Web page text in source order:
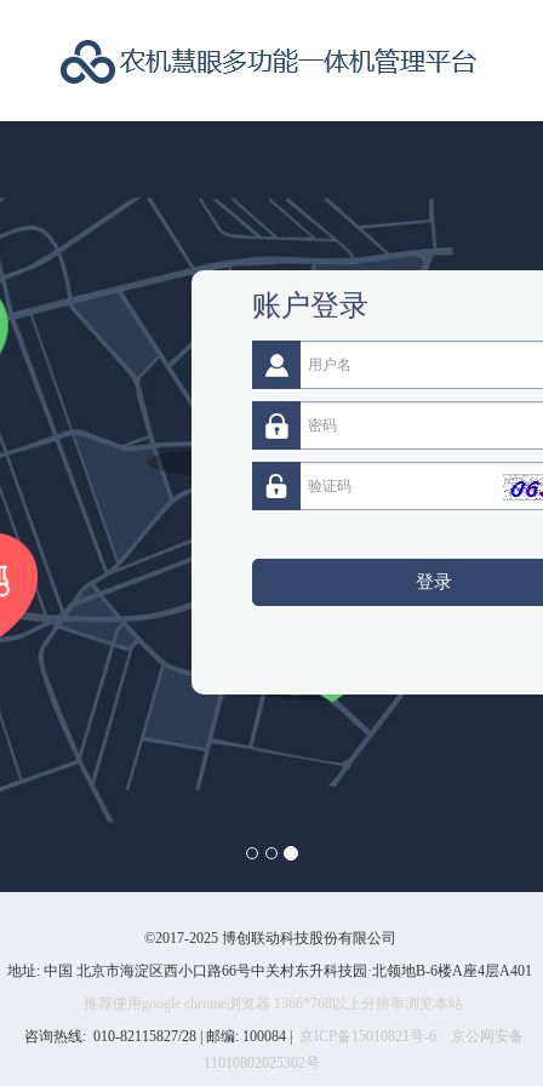
账户登录
登录
©2017-2025 博创联动科技股份有限公司
地址: 中国 北京市海淀区西小口路66号中关村东升科技园·北领地B-6楼A座4层A401
推荐使用google chrome浏览器 1366*768以上分辨率浏览本站
咨询热线: 010-82115827/28 | 邮编: 100084 |
京ICP备15010821号-6
京公网安备
11010802025302号